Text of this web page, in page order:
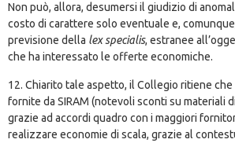
Non può, allora, desumersi il giudizio di
costo di carattere solo eventuale e,
previsione della lex specialis, estranee
che ha interessato le offerte economiche.
12. Chiarito tale aspetto, il Collegio ritiene
fornite da SIRAM (notevoli sconti su materiali
grazie ad accordi quadro con i maggiori
realizzare economie di scala, grazie al